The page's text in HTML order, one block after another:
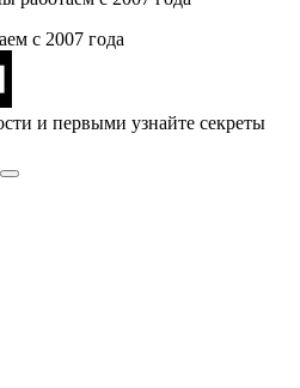
с 2007 года
и первыми узнайте секреты